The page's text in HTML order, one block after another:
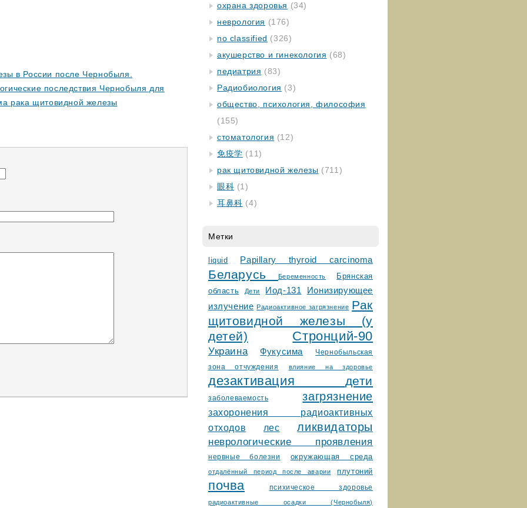
в России после Чернобыля.
последствия Чернобыля для
рака щитовидной железы
охрана здоровья (34)
неврология (176)
no classified (326)
акушерство и гинекология (68)
педиатрия (83)
Радиобиология (3)
общество, психология, философия
(155)
стоматология (12)
免疫学 (11)
рак щитовидной железы (711)
眼科 (1)
耳鼻科 (4)
Метки
liquid Papillary thyroid carcinoma
Беларусь Беременность
Брянская
область
Дети Иод-131
Ионизирующее
излучение Радиоактивное загрязнение Рак
щитовидной железы (у
детей)
Стронций-90
Украина Фукусима
Чернобыльская
зонa отчуждения
влияние на здоровье
дезактивация дети
заболеваемость загрязнение
захоронения радиоактивных
отходов
лес ликвидаторы
неврологические проявления
нервные болезни окружающая среда
отдалённый период после аварии плутоний
почва психическое здоровье
радиоактивные осадки (Чернобыля)